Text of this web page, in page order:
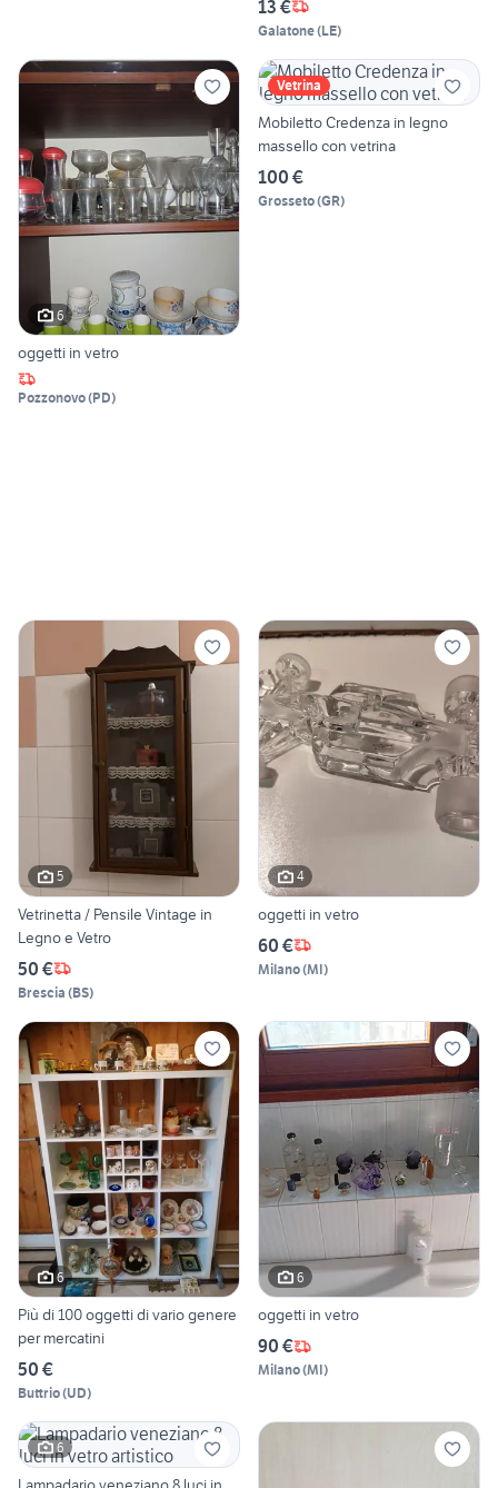
13 €
Galatone(LE)
6
oggetti in vetro
Pozzonovo(PD)
Vetrina
Mobiletto Credenza in legno
massello con vetrina
100 €
Grosseto(GR)
5
Vetrinetta / Pensile Vintage in
Legno e Vetro
50 €
Brescia (BS)
4
oggetti in vetro
60 €
Milano(MI)
6
Più di 100 oggetti di vario genere
per mercatini
50 €
Buttrio(UD)
6
oggetti in vetro
90 €
Milano(MI)
6